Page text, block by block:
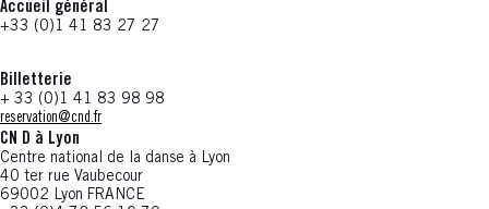
Accueil général
+33 (0)1 41 83 27 27
Billetterie
+ 33 (0)1 41 83 98 98
reservation@cnd.fr
CN D à Lyon
Centre national de la danse à Lyon
40 ter rue Vaubecour
69002 Lyon FRANCE